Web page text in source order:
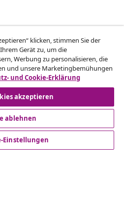
für deine Bestellung
zurücktreten
klicken, stimmen Sie der
Gerät zu, um die
Werbung zu personalisieren, die
und unsere Marketingbemühungen
und Cookie-Erklärung
akzeptieren
ablehnen
Einstellungen